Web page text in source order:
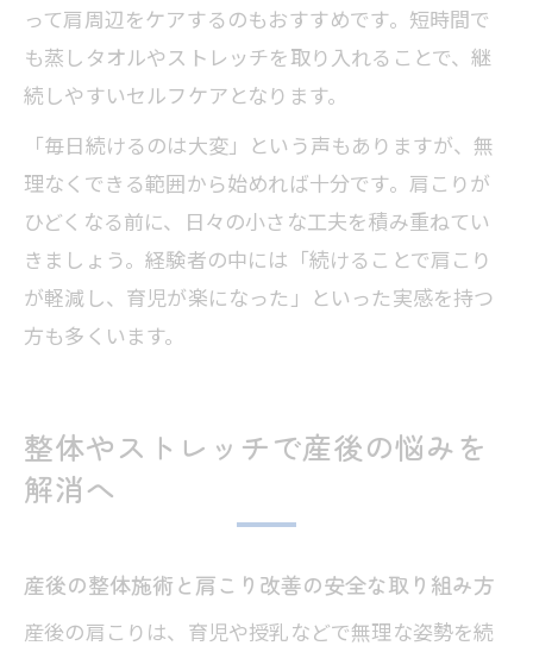
って肩周辺をケアするのもおすすめです。短時間で
も蒸しタオルやストレッチを取り入れることで、継
続しやすいセルフケアとなります。
「毎日続けるのは大変」という声もありますが、無
理なくできる範囲から始めれば十分です。肩こりが
ひどくなる前に、日々の小さな工夫を積み重ねてい
きましょう。経験者の中には「続けることで肩こり
が軽減し、育児が楽になった」といった実感を持つ
方も多くいます。
整体やストレッチで産後の悩みを
解消へ
産後の整体施術と肩こり改善の安全な取り組み方
産後の肩こりは、育児や授乳などで無理な姿勢を続